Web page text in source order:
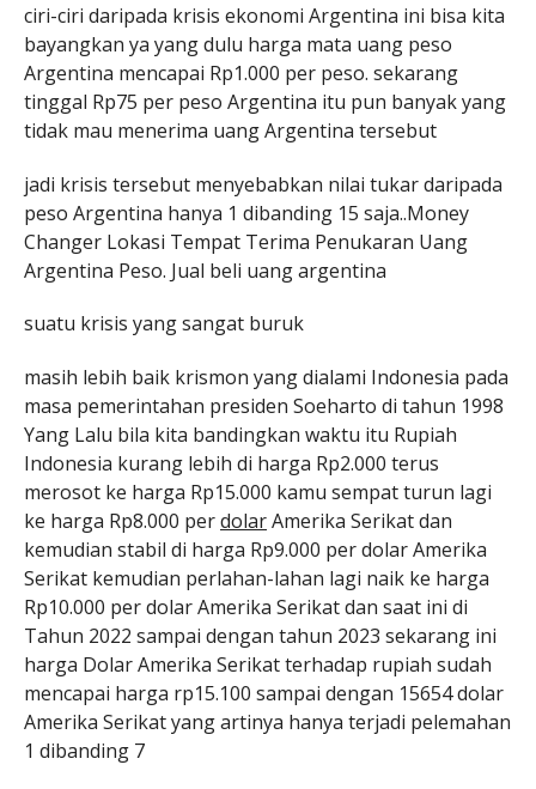
ciri-ciri daripada krisis ekonomi Argentina ini bisa kita
bayangkan ya yang dulu harga mata uang peso
Argentina mencapai Rp1.000 per peso. sekarang
tinggal Rp75 per peso Argentina itu pun banyak yang
tidak mau menerima uang Argentina tersebut
jadi krisis tersebut menyebabkan nilai tukar daripada
peso Argentina hanya 1 dibanding 15 saja..Money
Changer Lokasi Tempat Terima Penukaran Uang
Argentina Peso. Jual beli uang argentina
suatu krisis yang sangat buruk
masih lebih baik krismon yang dialami Indonesia pada
masa pemerintahan presiden Soeharto di tahun 1998
Yang Lalu bila kita bandingkan waktu itu Rupiah
Indonesia kurang lebih di harga Rp2.000 terus
merosot ke harga Rp15.000 kamu sempat turun lagi
ke harga Rp8.000 perdolarAmerika Serikat dan
kemudian stabil di harga Rp9.000 per dolar Amerika
Serikat kemudian perlahan-lahan lagi naik ke harga
Rp10.000 per dolar Amerika Serikat dan saat ini di
Tahun 2022 sampai dengan tahun 2023 sekarang ini
harga Dolar Amerika Serikat terhadap rupiah sudah
mencapai harga rp15.100 sampai dengan 15654 dolar
Amerika Serikat yang artinya hanya terjadi pelemahan
1 dibanding 7